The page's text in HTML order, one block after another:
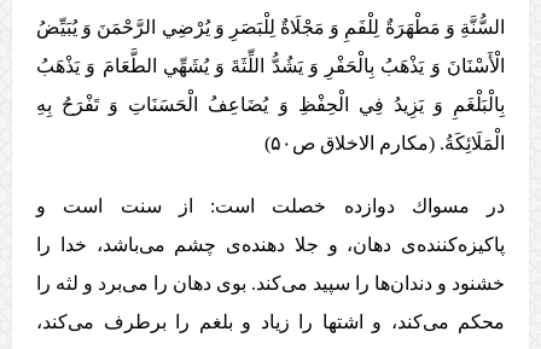
السُّنَّةِ وَ مَطْهَرَةٌ لِلْفَمِ وَ مَجْلَاةٌ لِلْبَصَرِ وَ يُرْضِي الرَّحْمَنَ وَ يُبَيِّضُ
الْأَسْنَانَ وَ يَذْهَبُ بِالْحَفْرِ وَ يَشُدُّ اللِّثَةَ وَ يُشَهِّي الطَّعَامَ وَ يَذْهَبُ
بِالْبَلْغَمِ وَ يَزِيدُ فِي الْحِفْظِ وَ يُضَاعِفُ الْحَسَنَاتِ وَ تَفْرَحُ بِهِ
الْمَلَائِكَةُ. (مکارم الاخلاق ص۵۰)
در مسواك دوازده خصلت است: از سنت است و
پاكيزه‏‌كننده‌ی دهان، و جلا دهنده‌ی چشم می‌باشد، خدا را
خشنود و دندان‌ها را سپيد می‌كند. بوی دهان را می‏‌برد و لثه را
محكم می‌‏كند، و اشتها را زياد و بلغم را برطرف‏ می‌کند،